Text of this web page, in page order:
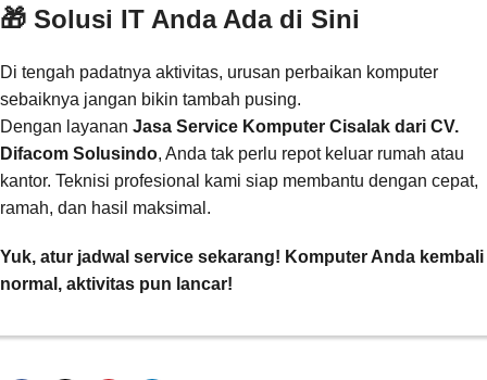
🎁 Solusi IT Anda Ada di Sini
Di tengah padatnya aktivitas, urusan perbaikan komputer
sebaiknya jangan bikin tambah pusing.
Dengan layanan Jasa Service Komputer Cisalak dari CV.
Difacom Solusindo, Anda tak perlu repot keluar rumah atau
kantor. Teknisi profesional kami siap membantu dengan cepat,
ramah, dan hasil maksimal.
Yuk, atur jadwal service sekarang! Komputer Anda kembali
normal, aktivitas pun lancar!